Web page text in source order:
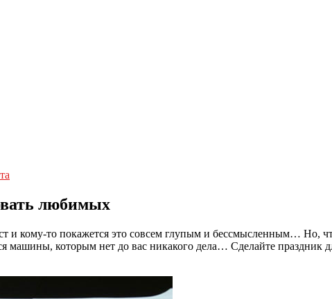
любимых
и кому-то покажется это совсем глупым и бессмысленным… Но,
машины, которым нет до вас никакого дела… Сделайте